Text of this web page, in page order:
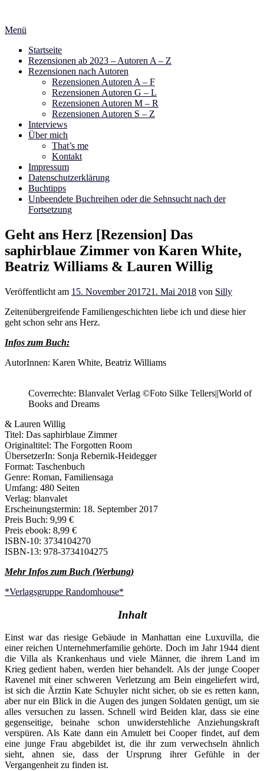
springen
Menü
Startseite
Rezensionen ab 2023 – Autoren A – Z
Rezensionen nach Autoren
Rezensionen Autoren A – F
Rezensionen Autoren G – L
Rezensionen Autoren M – R
Rezensionen Autoren S – Z
Interviews
Über mich
That’s me
Kontakt
Impressum
Datenschutzerklärung
Buchtipps
Unbeendete Buchreihen oder die Sehnsucht nach der
Fortsetzung
Geht ans Herz [Rezension] Das
saphirblaue Zimmer von Karen White,
Beatriz Williams & Lauren Willig
Veröffentlicht am 15. November 201721. Mai 2018 von Silly
Zeitenübergreifende Familiengeschichten liebe ich und diese hier
geht schon sehr ans Herz.
Infos zum Buch:
AutorInnen: Karen White, Beatriz Williams
Coverrechte: Blanvalet Verlag ©Foto Silke Tellers||World of
Books and Dreams
& Lauren Willig
Titel: Das saphirblaue Zimmer
Originaltitel: The Forgotten Room
ÜbersetzerIn: Sonja Rebernik-Heidegger
Format: Taschenbuch
Genre: Roman, Familiensaga
Umfang: 480 Seiten
Verlag: blanvalet
Erscheinungstermin: 18. September 2017
Preis Buch: 9,99 €
Preis ebook: 8,99 €
ISBN-10: 3734104270
ISBN-13: 978-3734104275
Mehr Infos zum Buch (Werbung)
*Verlagsgruppe Randomhouse*
Inhalt
Einst war das riesige Gebäude in Manhattan eine Luxuvilla, die
einer reichen Unternehmerfamilie gehörte. Doch im Jahr 1944 dient
die Villa als Krankenhaus und viele Männer, die ihrem Land im
Krieg gedient haben, werden hier behandelt. Als der junge Cooper
Ravenel mit einer schweren Verletzung am Bein eingeliefert wird,
ist sich die Ärztin Kate Schuyler nicht sicher, ob sie es retten kann,
aber nur ein Blick in die Augen des jungen Soldaten genügt, um sie
alles versuchen zu lassen. Schnell wird Beiden klar, dass sie eine
gegenseitige, beinahe schon unwiderstehliche Anziehungskraft
verspüren. Als Kate dann ein Amulett bei Cooper findet, auf dem
eine junge Frau abgebildet ist, die ihr zum verwechseln ähnlich
sieht, ahnen sie, dass der Ursprung ihrer Gefühle in der
Vergangenheit zu finden ist.